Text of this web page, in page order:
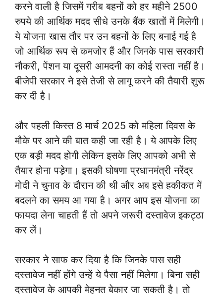
करने वाली है जिसमें गरीब बहनों को हर महीने 2500
रुपये की आर्थिक मदद सीधे उनके बैंक खातों में मिलेगी।
ये योजना खास तौर पर उन बहनों के लिए बनाई गई है
जो आर्थिक रूप से कमजोर हैं और जिनके पास सरकारी
नौकरी, पेंशन या दूसरी आमदनी का कोई रास्ता नहीं है।
बीजेपी सरकार ने इसे तेजी से लागू करने की तैयारी शुरू
कर दी है।
और पहली किस्त 8 मार्च 2025 को महिला दिवस के
मौके पर आने की बात कही जा रही है। ये आपके लिए
एक बड़ी मदद होगी लेकिन इसके लिए आपको अभी से
तैयार होना पड़ेगा। इसकी घोषणा प्रधानमंत्री नरेंद्र
मोदी ने चुनाव के दौरान की थी और अब इसे हकीकत में
बदलने का समय आ गया है। अगर आप इस योजना का
फायदा लेना चाहती हैं तो अपने जरूरी दस्तावेज इकट्ठा
कर लें।
सरकार ने साफ कर दिया है कि जिनके पास सही
दस्तावेज नहीं होंगे उन्हें ये पैसा नहीं मिलेगा। बिना सही
दस्तावेज के आपकी मेहनत बेकार जा सकती है। तो